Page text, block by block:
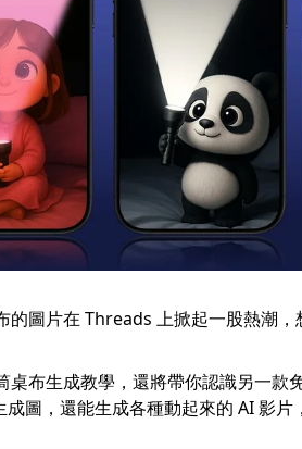
的圖片在 Threads 上掀起一股熱潮
桌布生成教學，還將帶你認識另一款
圖，還能生成各種動起來的 AI 影片